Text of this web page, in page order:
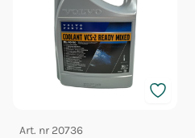
Art. nr 20736